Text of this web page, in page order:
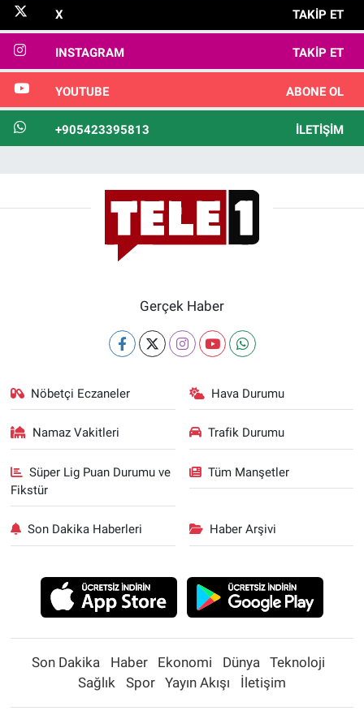
X TAKIP ET
INSTAGRAM TAKIP ET
YOUTUBE ABONE OL
+905423395813 İLETIŞIM
Gerçek Haber
Nöbetçi Eczaneler Hava Durumu
Namaz Vakitleri Trafik Durumu
Süper Lig Puan Durumu ve
Fikstür
Tüm Manşetler
Son Dakika Haberleri Haber Arşivi
Son Dakika Haber Ekonomi Dünya
Teknoloji
Sağlık
Spor Yayın Akışı İletişim